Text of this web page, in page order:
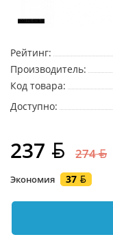
Рейтинг:
Производитель:
Код товара:
Доступно:
237 274
Экономия 37